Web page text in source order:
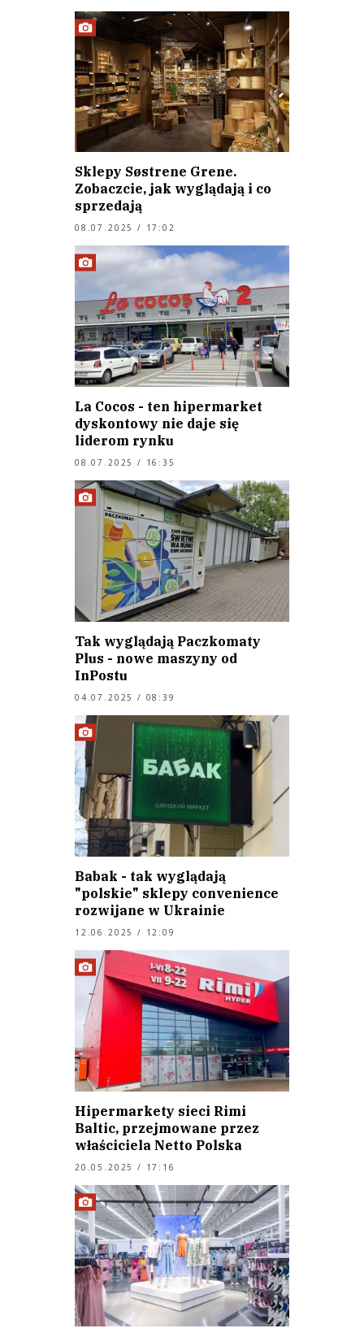
Sklepy Søstrene Grene.
Zobaczcie, jak wyglądają i co
sprzedają
08.07.2025 / 17:02
La Cocos - ten hipermarket
dyskontowy nie daje się
liderom rynku
08.07.2025 / 16:35
Tak wyglądają Paczkomaty
Plus - nowe maszyny od
InPostu
04.07.2025 / 08:39
Babak - tak wyglądają
"polskie" sklepy convenience
rozwijane w Ukrainie
12.06.2025 / 12:09
Hipermarkety sieci Rimi
Baltic, przejmowane przez
właściciela Netto Polska
20.05.2025 / 17:16